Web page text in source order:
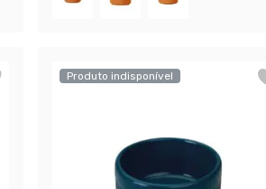
Produto indisponível